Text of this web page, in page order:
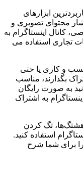
ابزارهای
محتوای تصویری و
کانال اینستاگرام به
تجاری استفاده می‌
کسب و کاری یا حتی
بگذارند، مناسب
به صورت رایگان
به اشتراک
هشتگ‌ها، تگ کردن
استفاده کنید.
را برای شما شرح